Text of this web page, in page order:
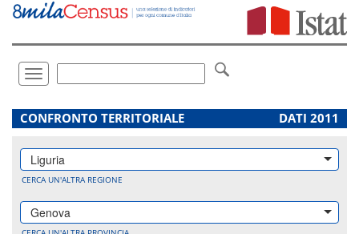
Vai
direttamente
Toggle
navigation
.
CONFRONTO TERRITORIALE DATI 2011
Liguria
CERCA UN'ALTRA REGIONE
Genova